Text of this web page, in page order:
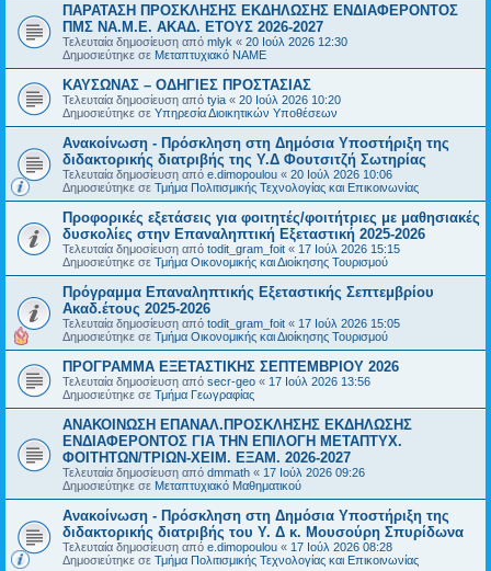
ΠΑΡΑΤΑΣΗ ΠΡΟΣΚΛΗΣΗΣ ΕΚΔΗΛΩΣΗΣ ΕΝΔΙΑΦΕΡΟΝΤΟΣ
ΠΜΣ ΝΑ.Μ.Ε. ΑΚΑΔ. ΕΤΟΥΣ 2026-2027
Τελευταία δημοσίευση από mlyk « 20 Ιούλ 2026 12:30
Δημοσιεύτηκε σε Μεταπτυχιακό ΝΑΜΕ
ΚΑΥΣΩΝΑΣ – ΟΔΗΓΙΕΣ ΠΡΟΣΤΑΣΙΑΣ
Τελευταία δημοσίευση από tyia « 20 Ιούλ 2026 10:20
Δημοσιεύτηκε σε Υπηρεσία Διοικητικών Υποθέσεων
Ανακοίνωση - Πρόσκληση στη Δημόσια Υποστήριξη της
διδακτορικής διατριβής της Υ.Δ Φουτσιτζή Σωτηρίας
Τελευταία δημοσίευση από e.dimopoulou « 20 Ιούλ 2026 10:06
Δημοσιεύτηκε σε Τμήμα Πολιτισμικής Τεχνολογίας και Επικοινωνίας
Προφορικές εξετάσεις για φοιτητές/φοιτήτριες με μαθησιακές
δυσκολίες στην Επαναληπτική Εξεταστική 2025-2026
Τελευταία δημοσίευση από todit_gram_foit « 17 Ιούλ 2026 15:15
Δημοσιεύτηκε σε Τμήμα Οικονομικής και Διοίκησης Τουρισμού
Πρόγραμμα Επαναληπτικής Εξεταστικής Σεπτεμβρίου
Ακαδ.έτους 2025-2026
Τελευταία δημοσίευση από todit_gram_foit « 17 Ιούλ 2026 15:05
Δημοσιεύτηκε σε Τμήμα Οικονομικής και Διοίκησης Τουρισμού
ΠΡΟΓΡΑΜΜΑ ΕΞΕΤΑΣΤΙΚΗΣ ΣΕΠΤΕΜΒΡΙΟΥ 2026
Τελευταία δημοσίευση από secr-geo « 17 Ιούλ 2026 13:56
Δημοσιεύτηκε σε Τμήμα Γεωγραφίας
ΑΝΑΚΟΙΝΩΣΗ ΕΠΑΝΑΛ.ΠΡΟΣΚΛΗΣΗΣ ΕΚΔΗΛΩΣΗΣ
ΕΝΔΙΑΦΕΡΟΝΤΟΣ ΓΙΑ ΤΗΝ ΕΠΙΛΟΓΗ ΜΕΤΑΠΤΥΧ.
ΦΟΙΤΗΤΩΝ/ΤΡΙΩΝ-ΧΕΙΜ. ΕΞΑΜ. 2026-2027
Τελευταία δημοσίευση από dmmath « 17 Ιούλ 2026 09:26
Δημοσιεύτηκε σε Μεταπτυχιακό Μαθηματικού
Ανακοίνωση - Πρόσκληση στη Δημόσια Υποστήριξη της
διδακτορικής διατριβής του Υ. Δ κ. Μουσούρη Σπυρίδωνα
Τελευταία δημοσίευση από e.dimopoulou « 17 Ιούλ 2026 08:28
Δημοσιεύτηκε σε Τμήμα Πολιτισμικής Τεχνολογίας και Επικοινωνίας